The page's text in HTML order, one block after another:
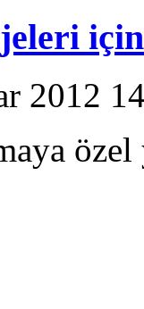
2012
özel